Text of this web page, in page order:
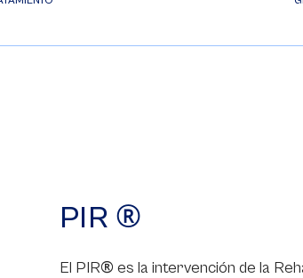
PIR ®
El PIR® es la intervención de la